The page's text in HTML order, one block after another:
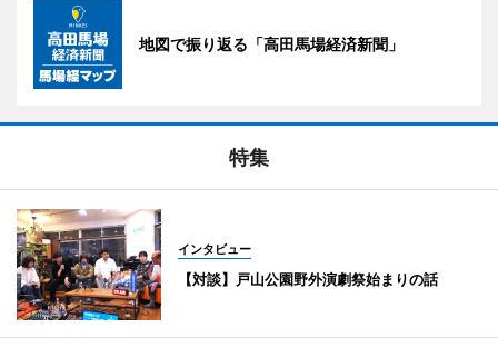
地図で振り返る「高田馬場経済新聞」
特集
インタビュー
【対談】戸山公園野外演劇祭始まりの話